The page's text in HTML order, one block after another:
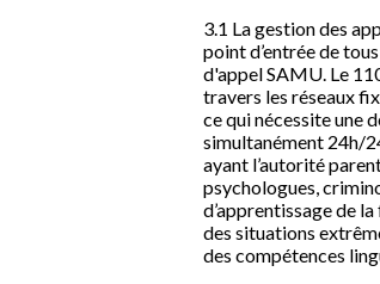
3.1 La gestion des
point d’entrée de
d'appel SAMU. Le
travers les réseaux
ce qui nécessite une
simultanément 24h/
ayant l’autorité
psychologues,
d’apprentissage de
des situations
des compétences